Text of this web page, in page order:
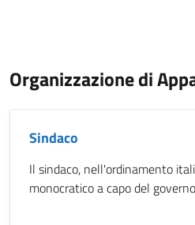
Organizzazione di
Sindaco
Il sindaco, nell'ordinamento
monocratico a capo del